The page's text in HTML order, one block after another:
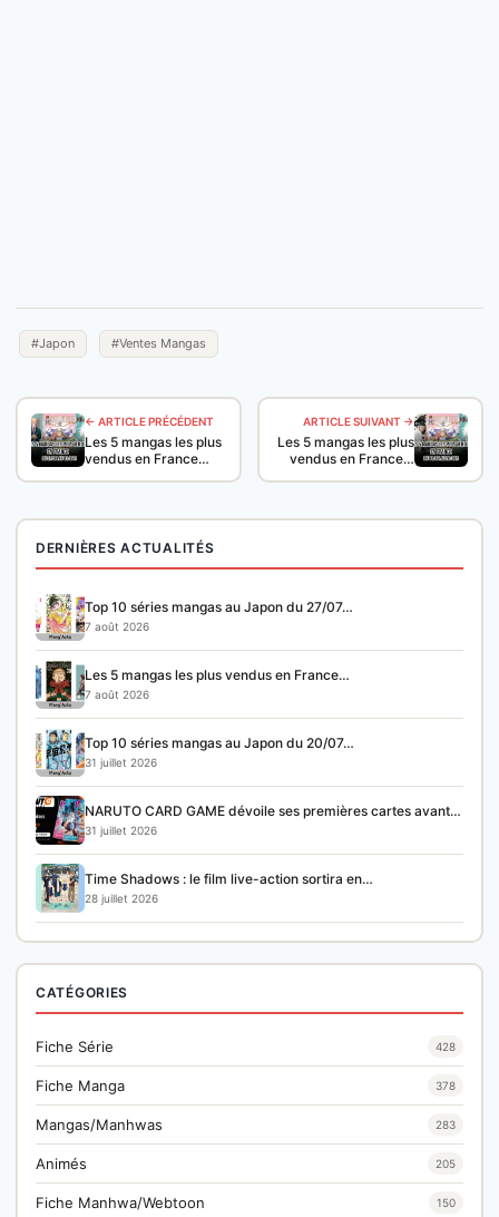
#Japon #Ventes Mangas
← ARTICLE PRÉCÉDENT
Les 5 mangas les plus
vendus en France…
ARTICLE SUIVANT →
Les 5 mangas les plus
vendus en France…
DERNIÈRES ACTUALITÉS
Top 10 séries mangas au Japon du 27/07…
7 août 2026
Les 5 mangas les plus vendus en France…
7 août 2026
Top 10 séries mangas au Japon du 20/07…
31 juillet 2026
NARUTO CARD GAME dévoile ses premières cartes avant…
31 juillet 2026
Time Shadows : le film live-action sortira en…
28 juillet 2026
CATÉGORIES
Fiche Série 428
Fiche Manga 378
Mangas/Manhwas 283
Animés 205
Fiche Manhwa/Webtoon 150